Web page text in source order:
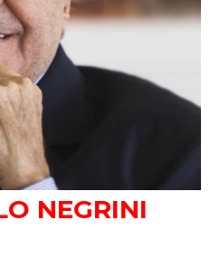
NEGRINI
no seu e-mail.